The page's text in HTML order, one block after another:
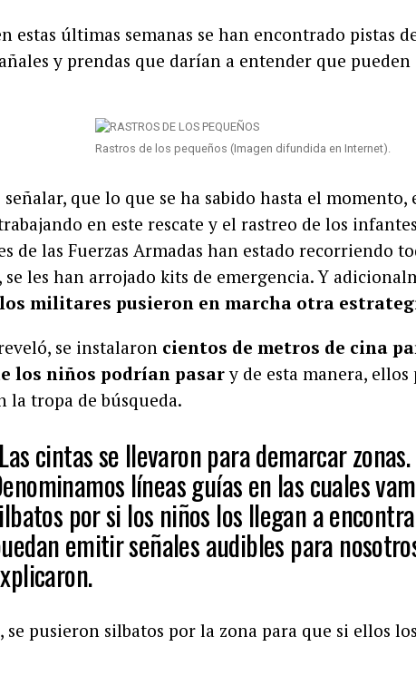
estas últimas semanas se han encontrado pistas
y prendas que darían a entender que
Rastros de los pequeños (Imagen difundida en Internet).
señalar, que lo que se ha sabido hasta el momento,
en este rescate y el rastreo de los
de las Fuerzas Armadas han estado recorriendo
se les han arrojado kits de emergencia. Y
los militares pusieron en marcha otra
se instalaron cientos de metros de cina
los niños podrían pasary de esta manera,
la tropa de búsqueda.
cintas se llevaron para demarcar zonas.
líneas guías en las cuales
por si los niños los llegan a
emitir señales audibles para
se pusieron silbatos por la zona para que si ellos